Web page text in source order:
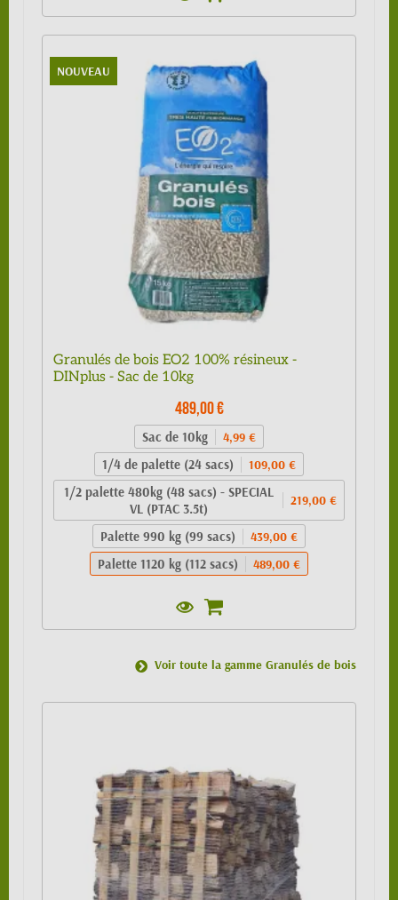
NOUVEAU
Granulés de bois EO2 100% résineux -
DINplus - Sac de 10kg
489,00 €
Sac de 10kg 4,99 €
1/4 de palette (24 sacs) 109,00 €
1/2 palette 480kg (48 sacs) - SPECIAL
VL (PTAC 3.5t)
219,00 €
Palette 990 kg (99 sacs) 439,00 €
Palette 1120 kg (112 sacs) 489,00 €
Voir toute la gamme Granulés de bois